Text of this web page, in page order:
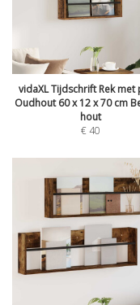
vidaXL Tijdschrift Rek met
Oudhout 60 x 12 x 70 cm
hout
€40